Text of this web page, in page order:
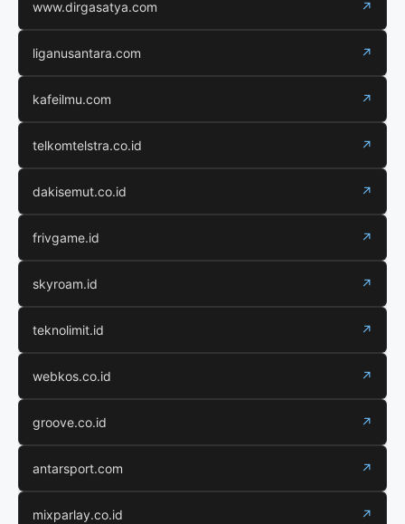
www.dirgasatya.com ↗
liganusantara.com ↗
kafeilmu.com ↗
telkomtelstra.co.id ↗
dakisemut.co.id ↗
frivgame.id ↗
skyroam.id ↗
teknolimit.id ↗
webkos.co.id ↗
groove.co.id ↗
antarsport.com ↗
mixparlay.co.id ↗